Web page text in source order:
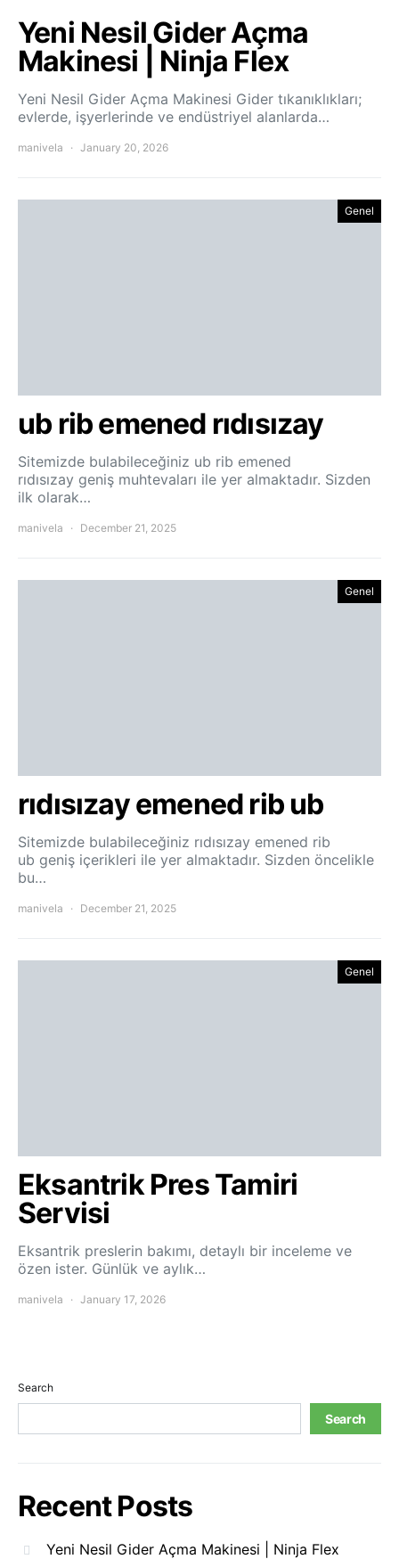
Yeni Nesil Gider Açma
Makinesi | Ninja Flex
Yeni Nesil Gider Açma Makinesi Gider tıkanıklıkları;
evlerde, işyerlerinde ve endüstriyel alanlarda…
manivela January 20, 2026
Genel
ub rib emened rıdısızay
Sitemizde bulabileceğiniz ub rib emened
rıdısızay geniş muhtevaları ile yer almaktadır. Sizden
ilk olarak…
manivela December 21, 2025
Genel
rıdısızay emened rib ub
Sitemizde bulabileceğiniz rıdısızay emened rib
ub geniş içerikleri ile yer almaktadır. Sizden öncelikle
bu…
manivela December 21, 2025
Genel
Eksantrik Pres Tamiri
Servisi
Eksantrik preslerin bakımı, detaylı bir inceleme ve
özen ister. Günlük ve aylık…
manivela January 17, 2026
Search
Search
Recent Posts
Yeni Nesil Gider Açma Makinesi | Ninja Flex